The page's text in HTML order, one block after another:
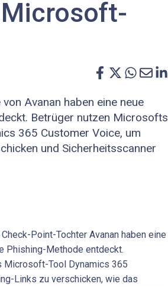
Avanan haben eine neue
Betrüger nutzen Microsofts
365 Customer Voice, um
und Sicherheitsscanner
Point-Tochter Avanan haben eine
Phishing-Methode entdeckt.
Microsoft-Tool Dynamics 365
Links zu verschicken, wie das